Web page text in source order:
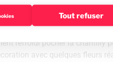
avec un peu de sucre
refroidi pocher la chantilly
avec quelques fleurs
Tout refuser